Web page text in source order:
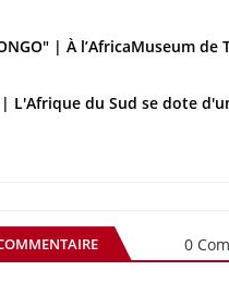
| À l’AfricaMuseum de
| L'Afrique du Sud se dote
0